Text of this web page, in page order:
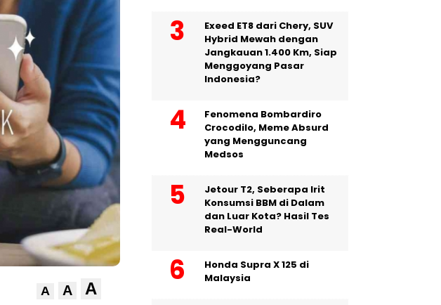
A A A
Exeed ET8 dari Chery, SUV
Hybrid Mewah dengan
Jangkauan 1.400 Km, Siap
Menggoyang Pasar
Indonesia?
Fenomena Bombardiro
Crocodilo, Meme Absurd
yang Mengguncang
Medsos
Jetour T2, Seberapa Irit
Konsumsi BBM di Dalam
dan Luar Kota? Hasil Tes
Real-World
Honda Supra X 125 di
Malaysia